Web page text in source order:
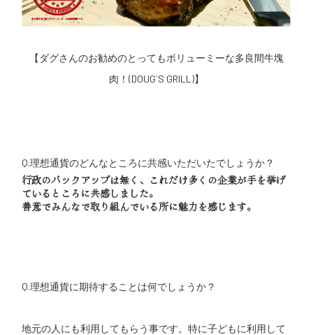
【ダグさんのお勧めのとってもボリューミーな多良間牛塊
肉！(DOUG`S GRILL)】
Q.理想通貨のどんなところに共感いただいたでしょうか？
行政のバックアップは無く、これだけ多くの企業が手を挙げ
ているところに共感しました。
善意でみんなで取り組んでいる所に魅力を感じます。
Q.理想通貨に期待することは何でしょうか？
地元の人にも利用してもらう事です。特に子どもに利用して